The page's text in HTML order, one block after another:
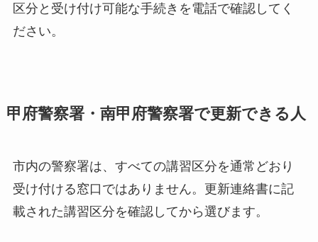
区分と受け付け可能な手続きを電話で確認してく
ださい。
甲府警察署・南甲府警察署で更新できる人
市内の警察署は、すべての講習区分を通常どおり
受け付ける窓口ではありません。更新連絡書に記
載された講習区分を確認してから選びます。